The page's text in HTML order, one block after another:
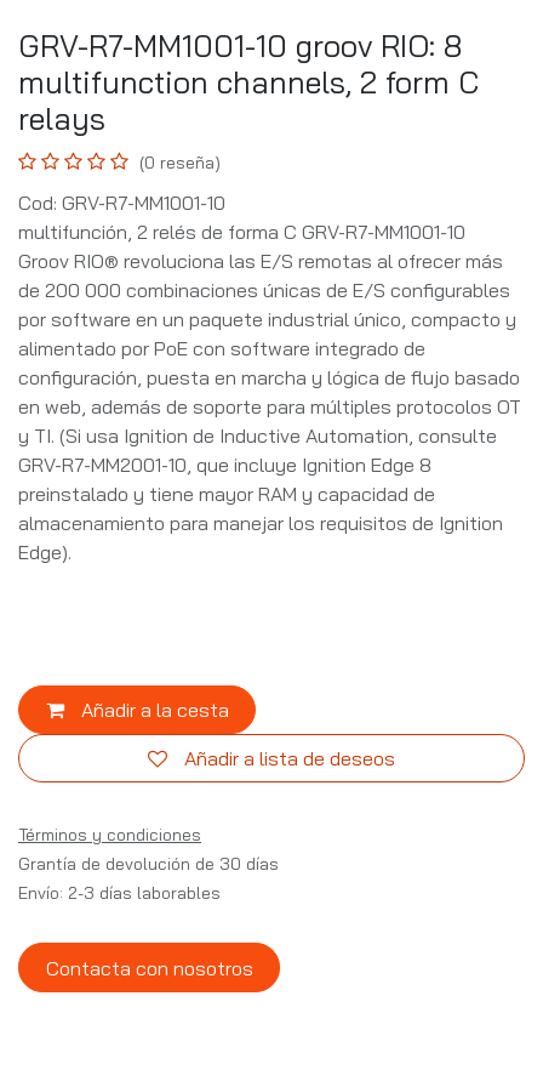
GRV-R7-MM1001-10 groov RIO: 8
multifunction channels, 2 form C
relays
(0 reseña)
Cod: GRV-R7-MM1001-10
multifunción, 2 relés de forma C GRV-R7-MM1001-10
Groov RIO® revoluciona las E/S remotas al ofrecer más
de 200 000 combinaciones únicas de E/S configurables
por software en un paquete industrial único, compacto y
alimentado por PoE con software integrado de
configuración, puesta en marcha y lógica de flujo basado
en web, además de soporte para múltiples protocolos OT
y TI. (Si usa Ignition de Inductive Automation, consulte
GRV-R7-MM2001-10, que incluye Ignition Edge 8
preinstalado y tiene mayor RAM y capacidad de
almacenamiento para manejar los requisitos de Ignition
Edge).
Añadir a la cesta
Añadir a lista de deseos
Términos y condiciones
Grantía de devolución de 30 días
Envío: 2-3 días laborables
Contacta con nosotros